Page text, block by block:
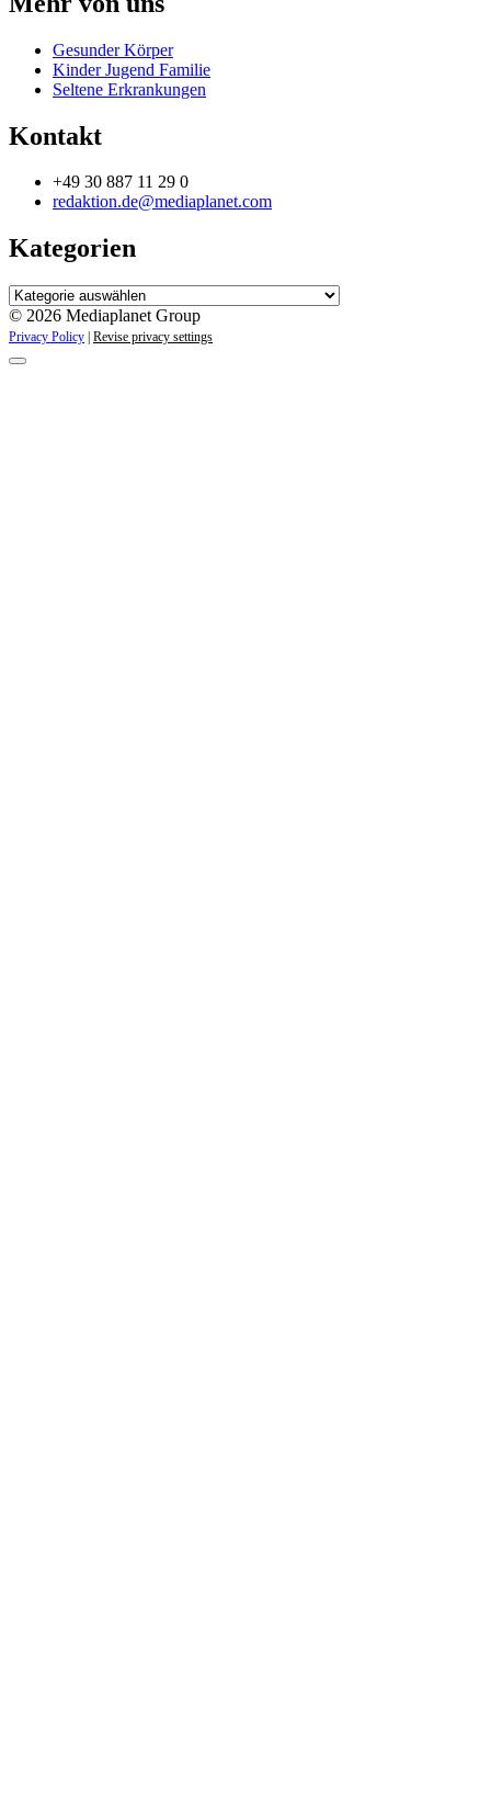
Gesunder Körper
Kinder Jugend Familie
Seltene Erkrankungen
Kontakt
+49 30 887 11 29 0
redaktion.de@mediaplanet.com
Kategorien
Kategorien
© 2026 Mediaplanet Group
Privacy Policy Revise privacy settings